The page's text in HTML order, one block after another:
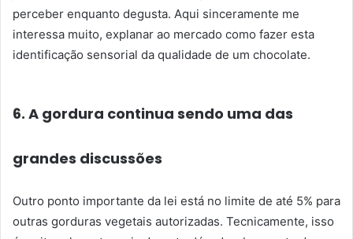
perceber enquanto degusta. Aqui sinceramente me
interessa muito, explanar ao mercado como fazer esta
identificação sensorial da qualidade de um chocolate.
6. A gordura continua sendo uma das
grandes discussões
Outro ponto importante da lei está no limite de até 5% para
outras gorduras vegetais autorizadas. Tecnicamente, isso